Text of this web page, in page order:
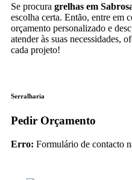
Se procura grelhas em
escolha certa. Então, entre em
orçamento personalizado e
atender às suas necessidades,
cada projeto!
Serralharia
Pedir Orçamento
Erro: Formulário de contacto